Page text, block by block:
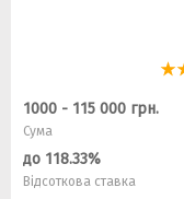
1000 - 115 000 грн.
Сума
до 118.33%
Відсоткова ставка